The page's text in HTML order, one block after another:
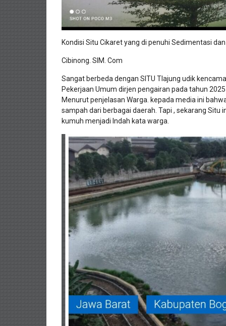
Kondisi Situ Cikaret yang di penuhi Sedimentasi
Cibinong. SIM. Com
Sangat berbeda dengan SITU Tlajung udik
Pekerjaan Umum dirjen pengairan pada tahun
Menurut penjelasan Warga. kepada media ini
sampah dari berbagai daerah. Tapi , sekarang
kumuh menjadi Indah kata warga.